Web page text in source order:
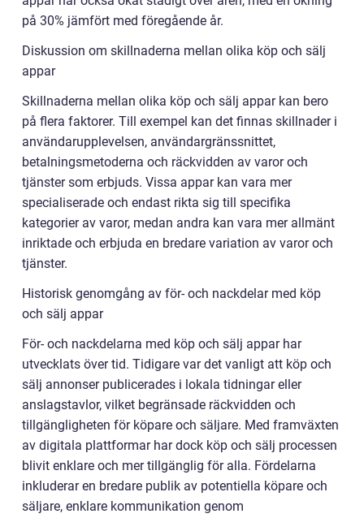
på 30% jämfört med föregående år.
Diskussion om skillnaderna mellan olika köp och sälj
appar
Skillnaderna mellan olika köp och sälj appar kan bero
på flera faktorer. Till exempel kan det finnas skillnader i
användarupplevelsen, användargränssnittet,
betalningsmetoderna och räckvidden av varor och
tjänster som erbjuds. Vissa appar kan vara mer
specialiserade och endast rikta sig till specifika
kategorier av varor, medan andra kan vara mer allmänt
inriktade och erbjuda en bredare variation av varor och
tjänster.
Historisk genomgång av för- och nackdelar med köp
och sälj appar
För- och nackdelarna med köp och sälj appar har
utvecklats över tid. Tidigare var det vanligt att köp och
sälj annonser publicerades i lokala tidningar eller
anslagstavlor, vilket begränsade räckvidden och
tillgängligheten för köpare och säljare. Med framväxten
av digitala plattformar har dock köp och sälj processen
blivit enklare och mer tillgänglig för alla. Fördelarna
inkluderar en bredare publik av potentiella köpare och
säljare, enklare kommunikation genom